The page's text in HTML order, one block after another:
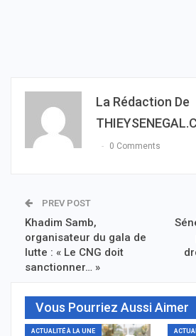
La Rédaction De
0 Comments
PREV POST
Khadim Samb,
organisateur du gala de
lutte : « Le CNG doit
sanctionner… »
Vous Pourriez Aussi Aimer
ACTUALITÉ À LA UNE